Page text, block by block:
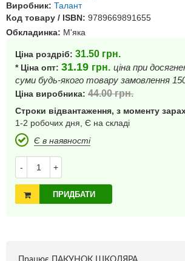
Виробник: Талант
Код товару / ISBN: 9789669891655
Обкладинка: М'яка
Ціна роздріб: 31.50 грн.
* Ціна опт: 31.19 грн. ціна при
суми будь-якого товару замовлення
Ціна виробника: 44.00грн.
Строки відвантаження, з моменту
1-2 робочих дня, Є на складі
Є в наявності
- +
ПРИДБАТИ